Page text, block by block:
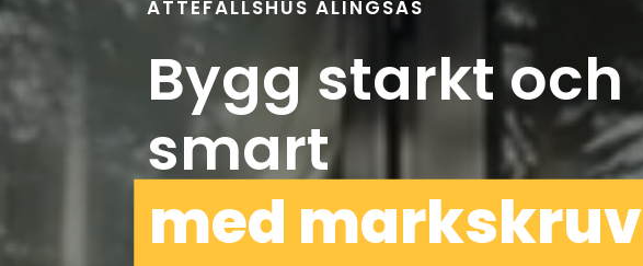
ATTEFALLSHUS ALINGSÅS
Bygg starkt och
smart
med markskruv